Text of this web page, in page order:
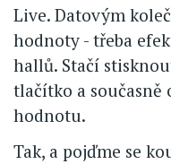
Live. Datovým
hodnoty - třeba
hallů. Stačí
tlačítko a
hodnotu.
Tak, a pojďme se